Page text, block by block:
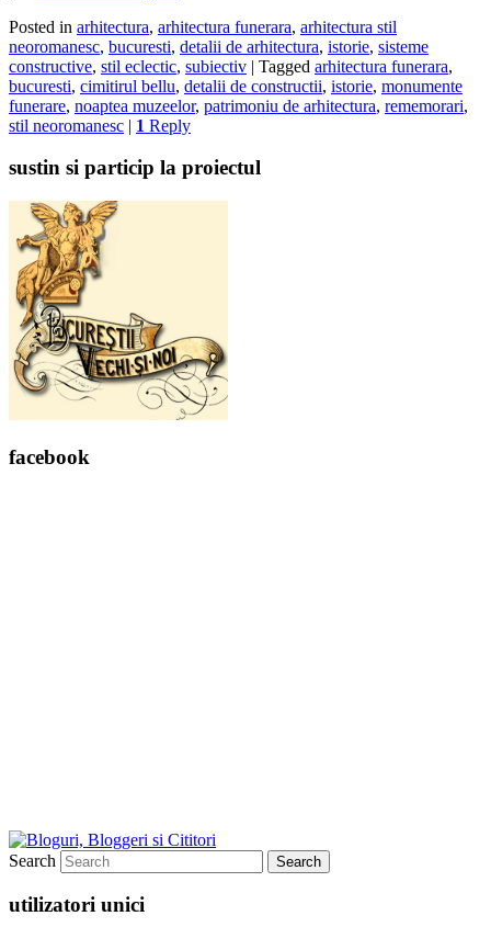
Posted in arhitectura, arhitectura funerara, arhitectura stil
neoromanesc, bucuresti, detalii de arhitectura, istorie, sisteme
constructive, stil eclectic, subiectiv | Tagged arhitectura funerara,
bucuresti, cimitirul bellu, detalii de constructii, istorie, monumente
funerare, noaptea muzeelor, patrimoniu de arhitectura, rememorari,
stil neoromanesc | 1 Reply
sustin si particip la proiectul
facebook
Search
utilizatori unici